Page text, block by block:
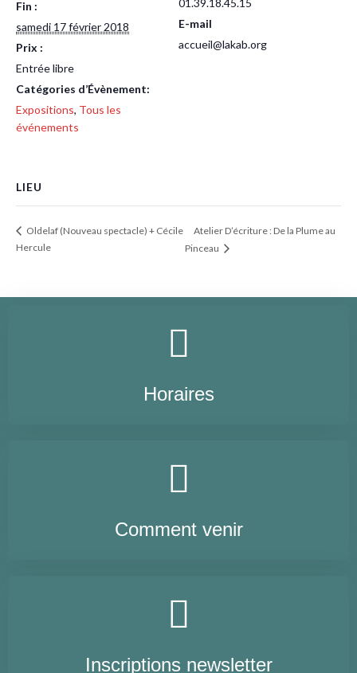
Fin :
samedi 17 février 2018
Prix :
Entrée libre
Catégories d’Évènement:
Expositions, Tous les
événements
01.39.18.45.15
E-mail
accueil@lakab.org
LIEU
Oldelaf (Nouveau spectacle) + Cécile
Hercule
Atelier D’écriture : De la Plume au
Pinceau
Horaires
Comment venir
Inscriptions newsletter